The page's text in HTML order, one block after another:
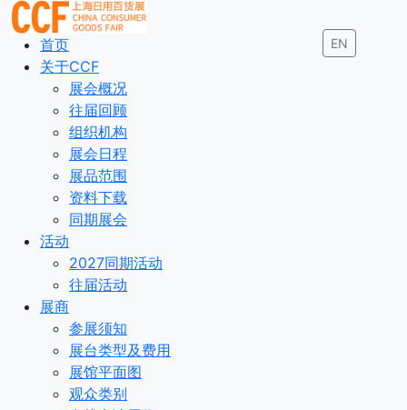
EN
首页
关于CCF
展会概况
往届回顾
组织机构
展会日程
展品范围
资料下载
同期展会
活动
2027同期活动
往届活动
展商
参展须知
展台类型及费用
展馆平面图
观众类别